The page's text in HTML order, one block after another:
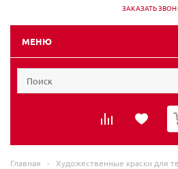
ЗАКАЗАТЬ
МЕНЮ
Главная - Художественные краски для